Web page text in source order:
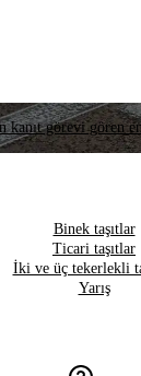
görevi gören
Binek taşıtlar
Ticari taşıtlar
İki ve üç tekerlekli
Yarış